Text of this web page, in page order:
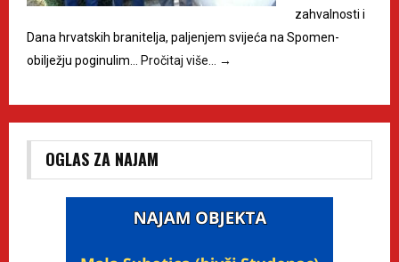
zahvalnosti i
Dana hrvatskih branitelja, paljenjem svijeća na Spomen-
obilježju poginulim… Pročitaj više… →
OGLAS ZA NAJAM